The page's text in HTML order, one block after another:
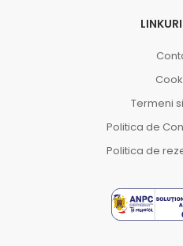
Termeni
Politica de
Politica de